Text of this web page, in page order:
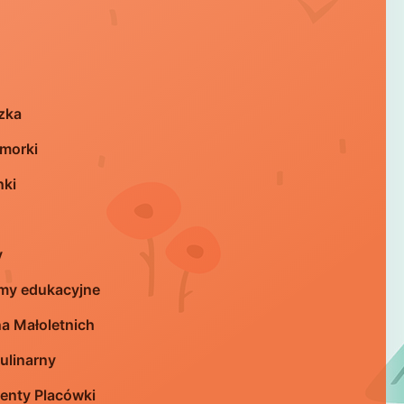
edukacyjne
Małoletnich
Placówki